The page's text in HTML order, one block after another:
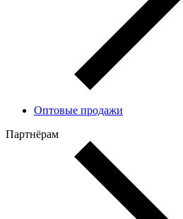
Оптовые продажи
Партнёрам